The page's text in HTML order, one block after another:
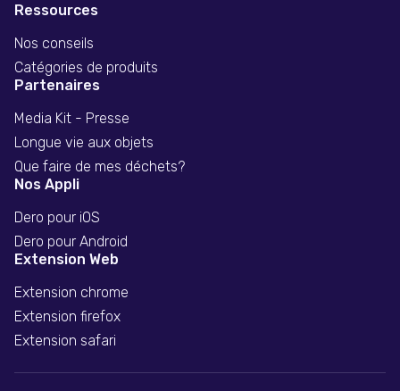
Ressources
Nos conseils
Catégories de produits
Partenaires
Media Kit - Presse
Longue vie aux objets
Que faire de mes déchets?
Nos Appli
Dero pour iOS
Dero pour Android
Extension Web
Extension chrome
Extension firefox
Extension safari